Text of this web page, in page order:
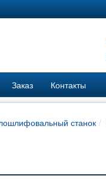
Заказ Контакты
станок